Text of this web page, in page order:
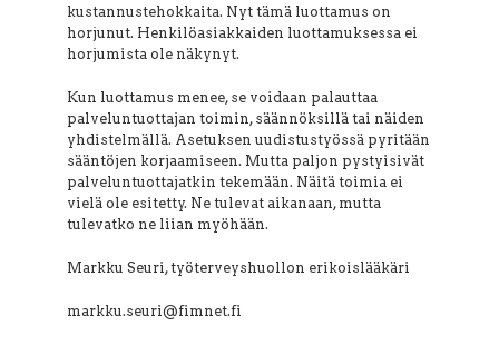
kustannustehokkaita. Nyt tämä luottamus on
horjunut. Henkilöasiakkaiden luottamuksessa ei
horjumista ole näkynyt.
Kun luottamus menee, se voidaan palauttaa
palveluntuottajan toimin, säännöksillä tai näiden
yhdistelmällä. Asetuksen uudistustyössä pyritään
sääntöjen korjaamiseen. Mutta paljon pystyisivät
palveluntuottajatkin tekemään. Näitä toimia ei
vielä ole esitetty. Ne tulevat aikanaan, mutta
tulevatko ne liian myöhään.
Markku Seuri, työterveyshuollon erikoislääkäri
markku.seuri@fimnet.fi